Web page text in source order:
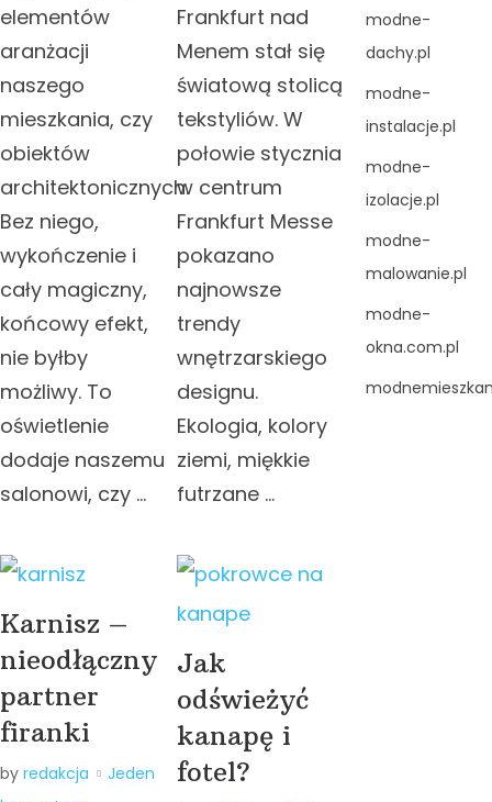
elementów
aranżacji
naszego
mieszkania, czy
obiektów
architektonicznych.
Bez niego,
wykończenie i
cały magiczny,
końcowy efekt,
nie byłby
możliwy. To
oświetlenie
dodaje naszemu
salonowi, czy …
Frankfurt nad
Menem stał się
światową stolicą
tekstyliów. W
połowie stycznia
w centrum
Frankfurt Messe
pokazano
najnowsze
trendy
wnętrzarskiego
designu.
Ekologia, kolory
ziemi, miękkie
futrzane …
Karnisz –
nieodłączny
partner
firanki
by redakcja
Jeden
Jak
odświeżyć
kanapę i
fotel?
modne-
dachy.pl
modne-
instalacje.pl
modne-
izolacje.pl
modne-
malowanie.pl
modne-
okna.com.pl